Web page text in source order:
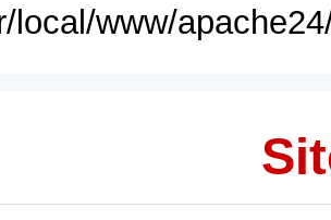
local/www/